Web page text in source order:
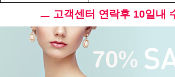
ㅡ 고객센터 연락후 10일내